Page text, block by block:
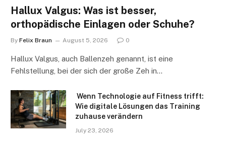
Hallux Valgus: Was ist besser,
orthopädische Einlagen oder Schuhe?
By Felix Braun August 5, 2026 0
Hallux Valgus, auch Ballenzeh genannt, ist eine
Fehlstellung, bei der sich der große Zeh in…
Wenn Technologie auf Fitness trifft:
Wie digitale Lösungen das Training
zuhause verändern
July 23, 2026